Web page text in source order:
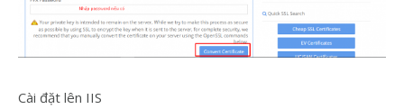
Cài đặt lên IIS